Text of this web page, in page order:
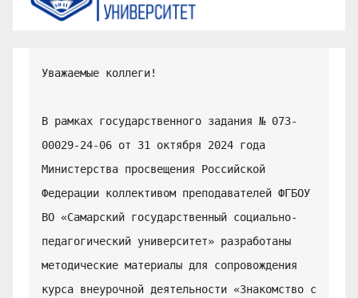
Уважаемые коллеги!
В рамках государственного задания № 073-
00029-24-06 от 31 октября 2024 года
Министерства просвещения Российской
Федерации коллективом преподавателей ФГБОУ
ВО «Самарский государственный социально-
педагогический университет» разработаны
методические материалы для сопровождения
курса внеурочной деятельности «Знакомство с